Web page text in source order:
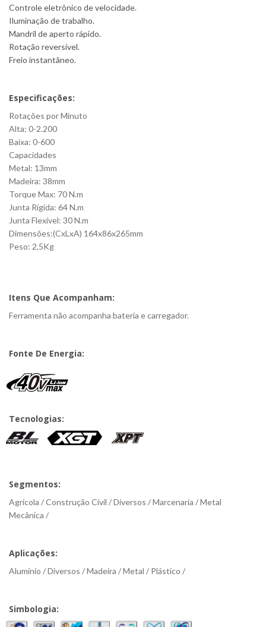
Controle eletrônico de velocidade.
Iluminação de trabalho.
Mandril de aperto rápido.
Rotação reversível.
Freio instantâneo.
Especificações:
Rotações por Minuto
Alta: 0-2.200
Baixa: 0-600
Capacidades
Metal: 13mm
Madeira: 38mm
Torque Max: 70 N.m
Junta Rígida: 64 N.m
Junta Flexível: 30 N.m
Dimensões:(CxLxA) 164x86x265mm
Peso: 2,5Kg
Itens Que Acompanham:
Ferramenta não acompanha bateria e carregador.
Fonte De Energia:
Tecnologias:
Segmentos:
Agrícola / Construção Civil / Diversos / Marcenaria / Metal
Mecânica /
Aplicações:
Alumínio / Diversos / Madeira / Metal / Plástico /
Simbologia: